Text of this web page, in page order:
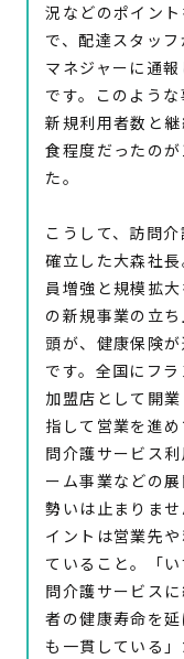
況などのポイン
で、配達スタッ
マネジャーに通
です。このよう
新規利用者数と
食程度だったの
た。
こうして、訪問
確立した大森社
員増強と規模拡
の新規事業の立
頭が、健康保険
です。全国にフ
加盟店として開
指して営業を進
問介護サービス
ーム事業などの
勢いは止まりま
イントは営業先
ていること。「
問介護サービス
者の健康寿命を
も一貫している